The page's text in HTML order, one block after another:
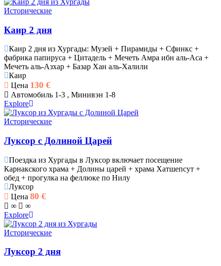
Исторические
Каир 2 дня
Каир 2 дня из Хургады: Музей + Пирамиды + Сфинкс +
фабрика папируса + Цитадель + Мечеть Амра ибн аль-Аса +
Мечеть аль-Азхар + Базар Хан аль-Халили
Каир
Цена 130 €
Автомобиль 1-3 , Минивэн 1-8
Explore
Исторические
Луксор с Долиной Царей
Поездка из Хургады в Луксор включает посещение
Карнакского храма + Долины царей + храма Хатшепсут +
обед + прогулка на феллюке по Нилу
Луксор
Цена 80 €
∞
∞
Explore
Исторические
Луксор 2 дня